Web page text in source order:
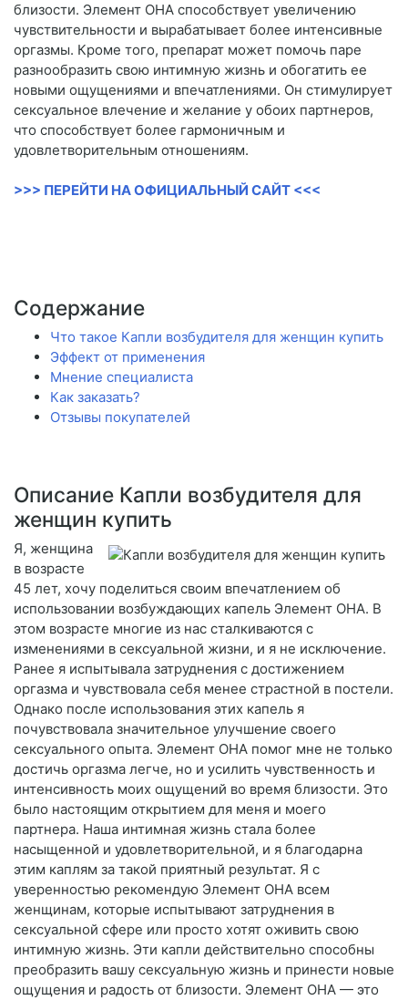
близости. Элемент ОНА способствует увеличению
чувствительности и вырабатывает более интенсивные
оргазмы. Кроме того, препарат может помочь паре
разнообразить свою интимную жизнь и обогатить ее
новыми ощущениями и впечатлениями. Он стимулирует
сексуальное влечение и желание у обоих партнеров,
что способствует более гармоничным и
удовлетворительным отношениям.
>>> ПЕРЕЙТИ НА ОФИЦИАЛЬНЫЙ САЙТ <<<
Содержание
Что такое Капли возбудителя для женщин купить
Эффект от применения
Мнение специалиста
Как заказать?
Отзывы покупателей
Описание Капли возбудителя для
женщин купить
Я, женщина
в возрасте
45 лет, хочу поделиться своим впечатлением об
использовании возбуждающих капель Элемент ОНА. В
этом возрасте многие из нас сталкиваются с
изменениями в сексуальной жизни, и я не исключение.
Ранее я испытывала затруднения с достижением
оргазма и чувствовала себя менее страстной в постели.
Однако после использования этих капель я
почувствовала значительное улучшение своего
сексуального опыта. Элемент ОНА помог мне не только
достичь оргазма легче, но и усилить чувственность и
интенсивность моих ощущений во время близости. Это
было настоящим открытием для меня и моего
партнера. Наша интимная жизнь стала более
насыщенной и удовлетворительной, и я благодарна
этим каплям за такой приятный результат. Я с
уверенностью рекомендую Элемент ОНА всем
женщинам, которые испытывают затруднения в
сексуальной сфере или просто хотят оживить свою
интимную жизнь. Эти капли действительно способны
преобразить вашу сексуальную жизнь и принести новые
ощущения и радость от близости. Элемент ОНА — это